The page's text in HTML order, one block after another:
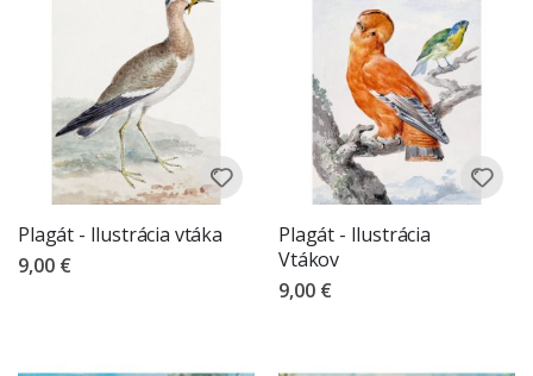
Plagát - Ilustrácia vtáka
9,00 €
Plagát - Ilustrácia
Vtákov
9,00 €